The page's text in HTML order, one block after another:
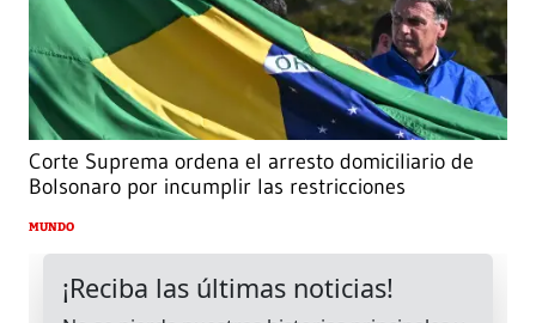
Corte Suprema ordena el arresto domiciliario de
Bolsonaro por incumplir las restricciones
MUNDO